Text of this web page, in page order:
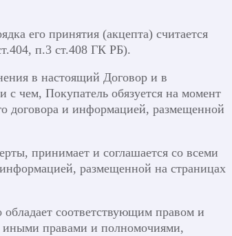
его принятия (акцепта) считается
п.3 ст.408 ГК РБ).
в настоящий Договор и в
чем, Покупатель обязуется на момент
договора и информацией, размещенной
принимает и соглашается со всеми
размещенной на страницах
соответствующим правом и
иными правами и полномочиями,